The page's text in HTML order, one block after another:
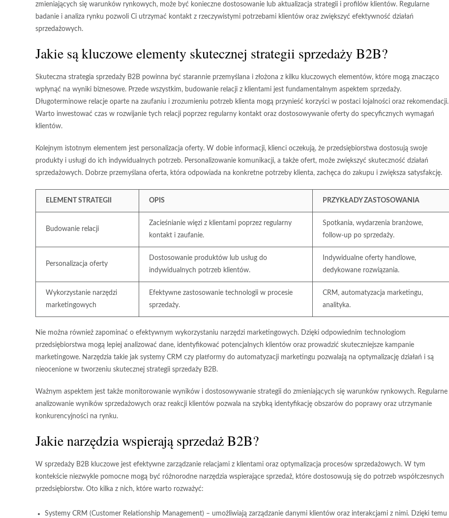
zmieniających się warunków rynkowych, może być konieczne dostosowanie lub aktualizacja strategii i profilów klientów. Regularne
badanie i analiza rynku pozwoli Ci utrzymać kontakt z rzeczywistymi potrzebami klientów oraz zwiększyć efektywność działań
sprzedażowych.
Jakie są kluczowe elementy skutecznej strategii sprzedaży B2B?
Skuteczna strategia sprzedaży B2B powinna być starannie przemyślana i złożona z kilku kluczowych elementów, które mogą znacząco
wpłynąć na wyniki biznesowe. Przede wszystkim, budowanie relacji z klientami jest fundamentalnym aspektem sprzedaży.
Długoterminowe relacje oparte na zaufaniu i zrozumieniu potrzeb klienta mogą przynieść korzyści w postaci lojalności oraz rekomendacji.
Warto inwestować czas w rozwijanie tych relacji poprzez regularny kontakt oraz dostosowywanie oferty do specyficznych wymagań
klientów.
Kolejnym istotnym elementem jest personalizacja oferty. W dobie informacji, klienci oczekują, że przedsiębiorstwa dostosują swoje
produkty i usługi do ich indywidualnych potrzeb. Personalizowanie komunikacji, a także ofert, może zwiększyć skuteczność działań
sprzedażowych. Dobrze przemyślana oferta, która odpowiada na konkretne potrzeby klienta, zachęca do zakupu i zwiększa satysfakcję.
ELEMENT STRATEGII OPIS PRZYKŁADY ZASTOSOWANIA
Budowanie relacji
Zacieśnianie więzi z klientami poprzez regularny
kontakt i zaufanie.
Spotkania, wydarzenia branżowe,
follow-up po sprzedaży.
Personalizacja oferty
Dostosowanie produktów lub usług do
indywidualnych potrzeb klientów.
Indywidualne oferty handlowe,
dedykowane rozwiązania.
Wykorzystanie narzędzi
marketingowych
Efektywne zastosowanie technologii w procesie
sprzedaży.
CRM, automatyzacja marketingu,
analityka.
Nie można również zapominać o efektywnym wykorzystaniu narzędzi marketingowych. Dzięki odpowiednim technologiom
przedsiębiorstwa mogą lepiej analizować dane, identyfikować potencjalnych klientów oraz prowadzić skuteczniejsze kampanie
marketingowe. Narzędzia takie jak systemy CRM czy platformy do automatyzacji marketingu pozwalają na optymalizację działań i są
nieocenione w tworzeniu skutecznej strategii sprzedaży B2B.
Ważnym aspektem jest także monitorowanie wyników i dostosowywanie strategii do zmieniających się warunków rynkowych. Regularne
analizowanie wyników sprzedażowych oraz reakcji klientów pozwala na szybką identyfikację obszarów do poprawy oraz utrzymanie
konkurencyjności na rynku.
Jakie narzędzia wspierają sprzedaż B2B?
W sprzedaży B2B kluczowe jest efektywne zarządzanie relacjami z klientami oraz optymalizacja procesów sprzedażowych. W tym
kontekście niezwykle pomocne mogą być różnorodne narzędzia wspierające sprzedaż, które dostosowują się do potrzeb współczesnych
przedsiębiorstw. Oto kilka z nich, które warto rozważyć:
Systemy CRM (Customer Relationship Management) – umożliwiają zarządzanie danymi klientów oraz interakcjami z nimi. Dzięki temu